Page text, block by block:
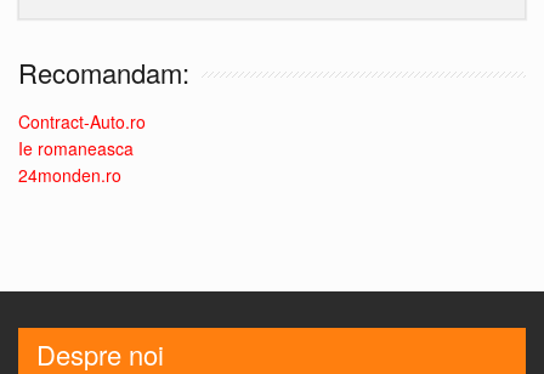
Recomandam:
Contract-Auto.ro
Ie romaneasca
24monden.ro
Despre noi